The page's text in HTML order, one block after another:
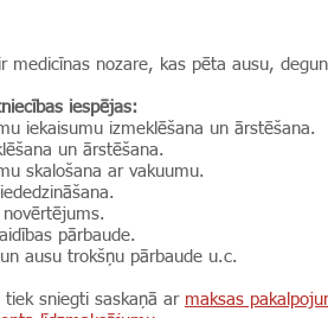
ir medicīnas nozare, kas pēta ausu,
iespējas:
iekaisumu izmeklēšana un ārstēšana.
un ārstēšana.
skalošana ar vakuumu.
novērtējums.
pārbaude.
ausu trokšņu pārbaude u.c.
tiek sniegti saskaņā ar maksas